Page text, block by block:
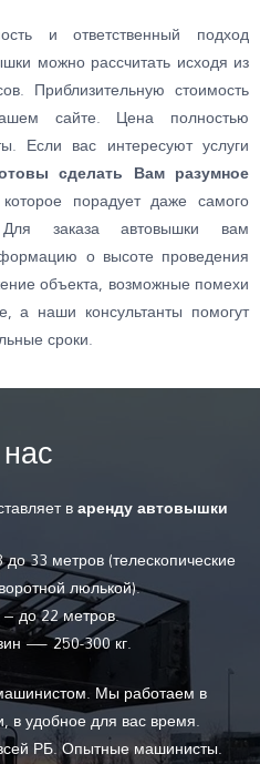
и ответственный подход
можно рассчитать исходя из
Приблизительную стоимость
сайте. Цена полностью
Если вас интересуют услуги
сделать Вам разумное
порадует даже самого
Для заказа автовышки вам
о высоте проведения
объекта, возможные помехи
а наши консультанты помогут
сроки.
варенду автовышки
33 метров (телескопические
люлькой).
до 22 метров.
— 250-300 кг.
Мы работаем в
в удобное для вас время.
РБ. Опытные машинисты.